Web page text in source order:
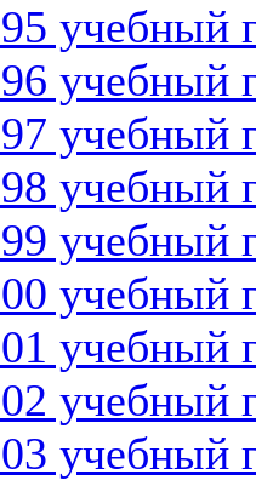
учебный
учебный
учебный
учебный
учебный
учебный
учебный
учебный
учебный